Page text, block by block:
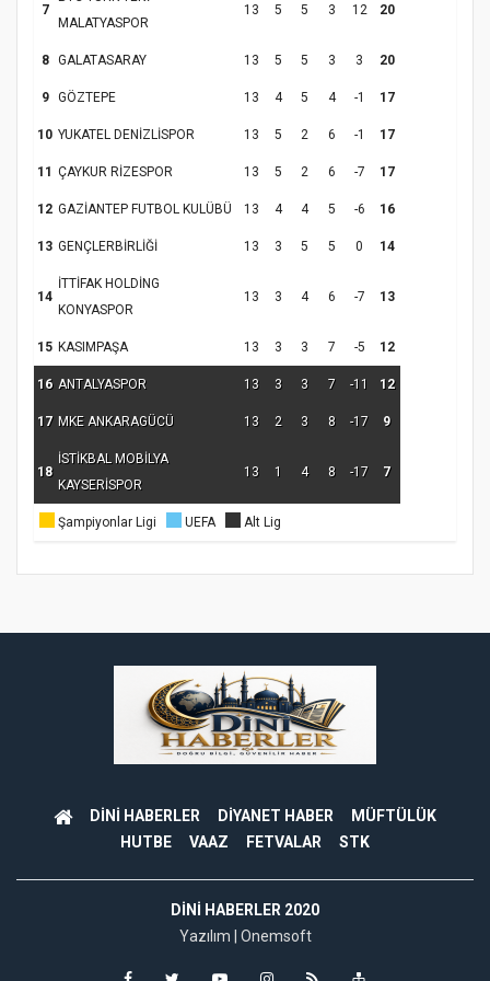
Kapanış Programı
Türkiye’de insanlar dinle bağlarını
7
MALATYASPOR
13 5 5 3 12 20
8 GALATASARAY 13 5 5 3 3 20
9 GÖZTEPE 13 4 5 4 -1 17
10 YUKATEL DENİZLİSPOR 13 5 2 6 -1 17
11 ÇAYKUR RİZESPOR 13 5 2 6 -7 17
12 GAZİANTEP FUTBOL KULÜBÜ 13 4 4 5 -6 16
13 GENÇLERBİRLİĞİ 13 3 5 5 0 14
14
İTTİFAK HOLDİNG
KONYASPOR
13 3 4 6 -7 13
15 KASIMPAŞA 13 3 3 7 -5 12
16 ANTALYASPOR 13 3 3 7 -11 12
17 MKE ANKARAGÜCÜ 13 2 3 8 -17 9
18
İSTİKBAL MOBİLYA
KAYSERİSPOR
13 1 4 8 -17 7
Şampiyonlar Ligi UEFA Alt Lig
DİNİ HABERLER DİYANET HABER
MÜFTÜLÜK
HUTBE
VAAZ FETVALAR STK
DINI HABERLER 2020
Yazılım | Onemsoft